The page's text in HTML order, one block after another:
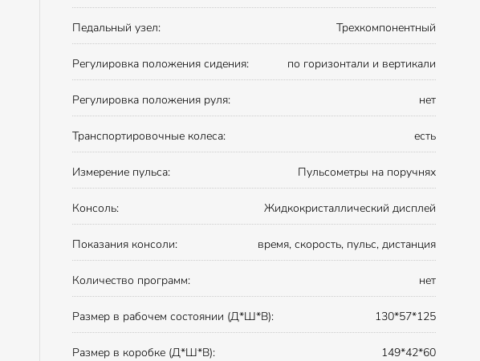
Педальный узел: Трехкомпонентный
Регулировка положения сидения: по горизонтали и вертикали
Регулировка положения руля: нет
Транспортировочные колеса: есть
Измерение пульса: Пульсометры на поручнях
Консоль: Жидкокристаллический дисплей
Показания консоли: время, скорость, пульс, дистанция
Количество программ: нет
Размер в рабочем состоянии (Д*Ш*В): 130*57*125
Размер в коробке (Д*Ш*В): 149*42*60